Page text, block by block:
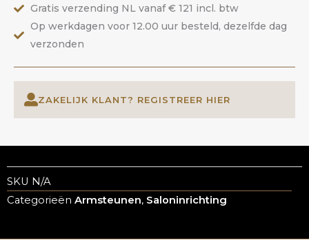
Gratis verzending NL vanaf € 121 incl. btw
Op werkdagen voor 12.00 uur besteld, dezelfde dag
verzonden
ZAKELIJK KLANT? REGISTREER HIER
SKU N/A
Categorieën Armsteunen, Saloninrichting